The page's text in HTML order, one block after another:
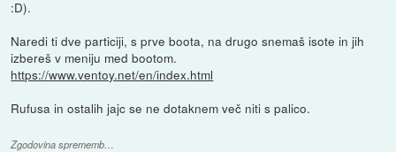
:D).
Naredi ti dve particiji, s prve boota, na drugo snemaš isote in jih
izbereš v meniju med bootom.
https://www.ventoy.net/en/index.html
Rufusa in ostalih jajc se ne dotaknem več niti s palico.
Zgodovina sprememb…